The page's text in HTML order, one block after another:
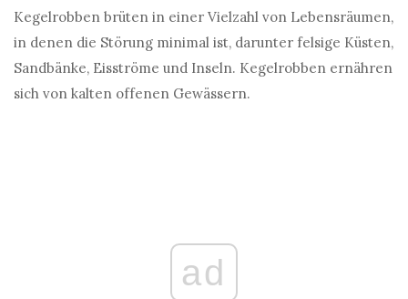
Kegelrobben brüten in einer Vielzahl von Lebensräumen,
in denen die Störung minimal ist, darunter felsige Küsten,
Sandbänke, Eisströme und Inseln. Kegelrobben ernähren
sich von kalten offenen Gewässern.
ad